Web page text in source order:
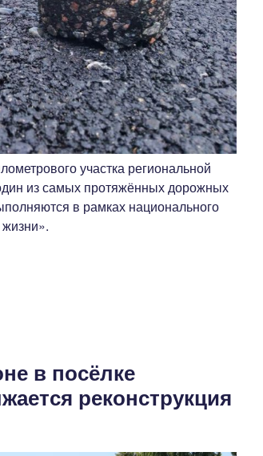
участка региональной
из самых протяжённых дорожных
в рамках национального
в посёлке
реконструкция